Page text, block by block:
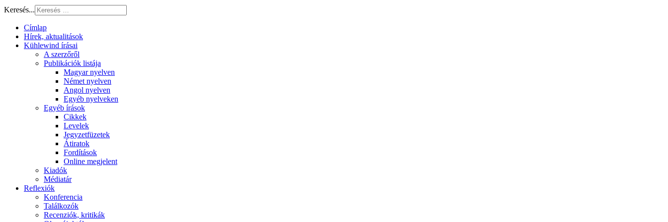
Keresés...
Címlap
Hírek, aktualitások
Kühlewind írásai
A szerzőről
Publikációk listája
Magyar nyelven
Német nyelven
Angol nyelven
Egyéb nyelveken
Egyéb írások
Cikkek
Levelek
Jegyzetfüzetek
Átiratok
Fordítások
Online megjelent
Kiadók
Médiatár
Reflexiók
Konferencia
Találkozók
Recenziók, kritikák